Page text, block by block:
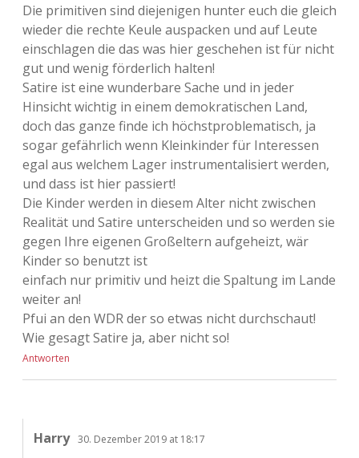
Die primitiven sind diejenigen hunter euch die gleich
wieder die rechte Keule auspacken und auf Leute
einschlagen die das was hier geschehen ist für nicht
gut und wenig förderlich halten!
Satire ist eine wunderbare Sache und in jeder
Hinsicht wichtig in einem demokratischen Land,
doch das ganze finde ich höchstproblematisch, ja
sogar gefährlich wenn Kleinkinder für Interessen
egal aus welchem Lager instrumentalisiert werden,
und dass ist hier passiert!
Die Kinder werden in diesem Alter nicht zwischen
Realität und Satire unterscheiden und so werden sie
gegen Ihre eigenen Großeltern aufgeheizt, wär
Kinder so benutzt ist
einfach nur primitiv und heizt die Spaltung im Lande
weiter an!
Pfui an den WDR der so etwas nicht durchschaut!
Wie gesagt Satire ja, aber nicht so!
Antworten
Harry 30. Dezember 2019 at 18:17